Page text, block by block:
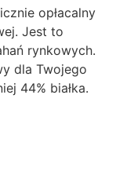
opłacalny
Jest to
rynkowych.
dla Twojego
44% białka.